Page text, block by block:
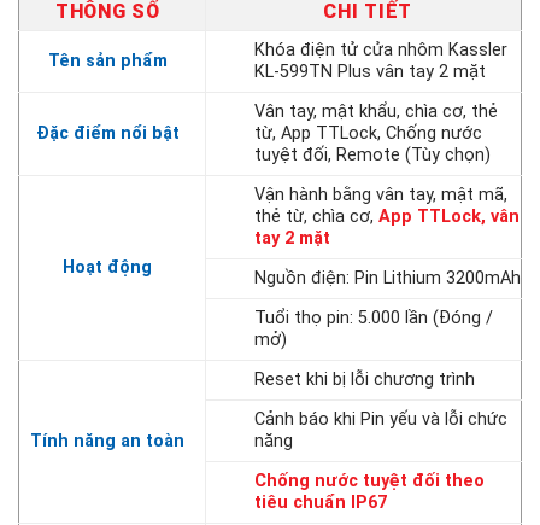
THÔNG SỐ CHI TIẾT
Tên sản phẩm
Khóa điện tử cửa nhôm Kassler
KL-599TN Plus vân tay 2 mặt
Đặc điểm nổi bật
Vân tay, mật khẩu, chìa cơ, thẻ
từ, App TTLock, Chống nước
tuyệt đối, Remote (Tùy chọn)
Hoạt động
Vận hành bằng vân tay, mật mã,
thẻ từ, chìa cơ, App TTLock, vân
tay 2 mặt
Nguồn điện: Pin Lithium 3200mAh
Tuổi thọ pin: 5.000 lần (Đóng /
mở)
Tính năng an toàn
Reset khi bị lỗi chương trình
Cảnh báo khi Pin yếu và lỗi chức
năng
Chống nước tuyệt đối theo
tiêu chuẩn IP67